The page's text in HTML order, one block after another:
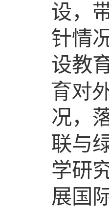
设，
针情
设教
育对
况，
联与
学研
展国